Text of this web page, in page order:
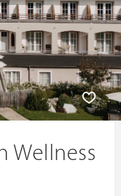
Wellness